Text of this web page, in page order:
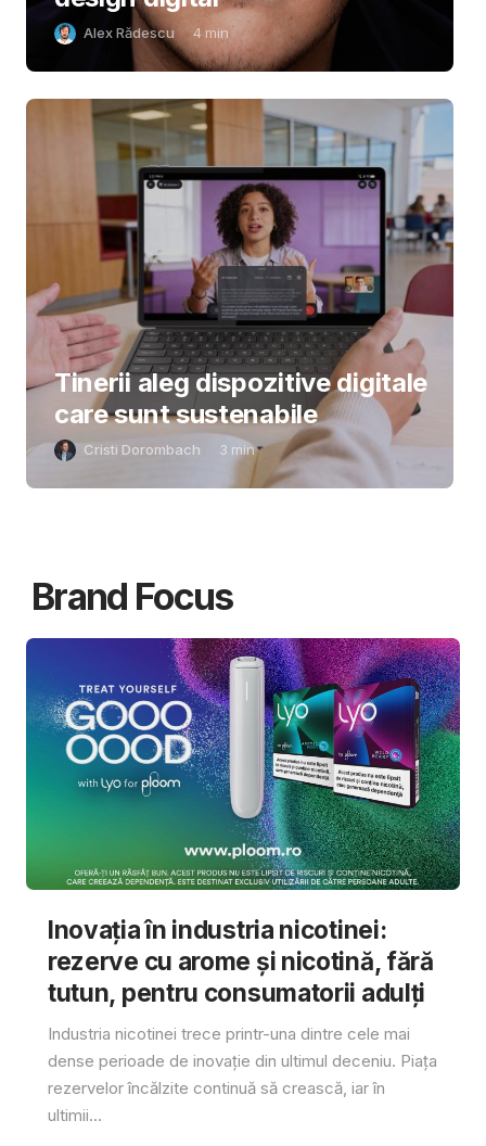
Alex Rădescu 4 min
Tinerii aleg dispozitive digitale
care sunt sustenabile
Cristi Dorombach 3 min
Brand Focus
Inovația în industria nicotinei:
rezerve cu arome și nicotină, fără
tutun, pentru consumatorii adulți
Industria nicotinei trece printr-una dintre cele mai
dense perioade de inovație din ultimul deceniu. Piața
rezervelor încălzite continuă să crească, iar în
ultimii...